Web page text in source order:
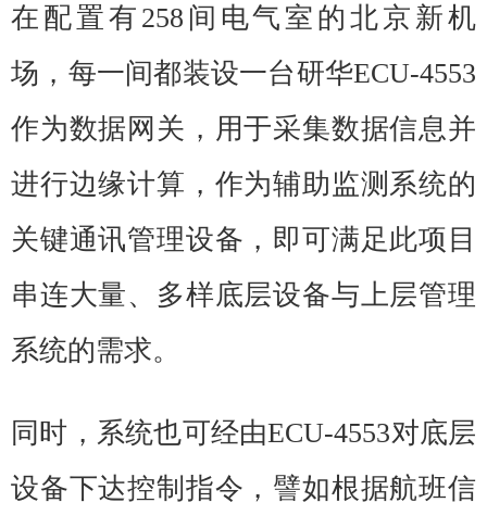
在配置有258间电气室的北京新机
场，每一间都装设一台研华ECU-4553
作为数据网关，用于采集数据信息并
进行边缘计算，作为辅助监测系统的
关键通讯管理设备，即可满足此项目
串连大量、多样底层设备与上层管理
系统的需求。
同时，系统也可经由ECU-4553对底层
设备下达控制指令，譬如根据航班信